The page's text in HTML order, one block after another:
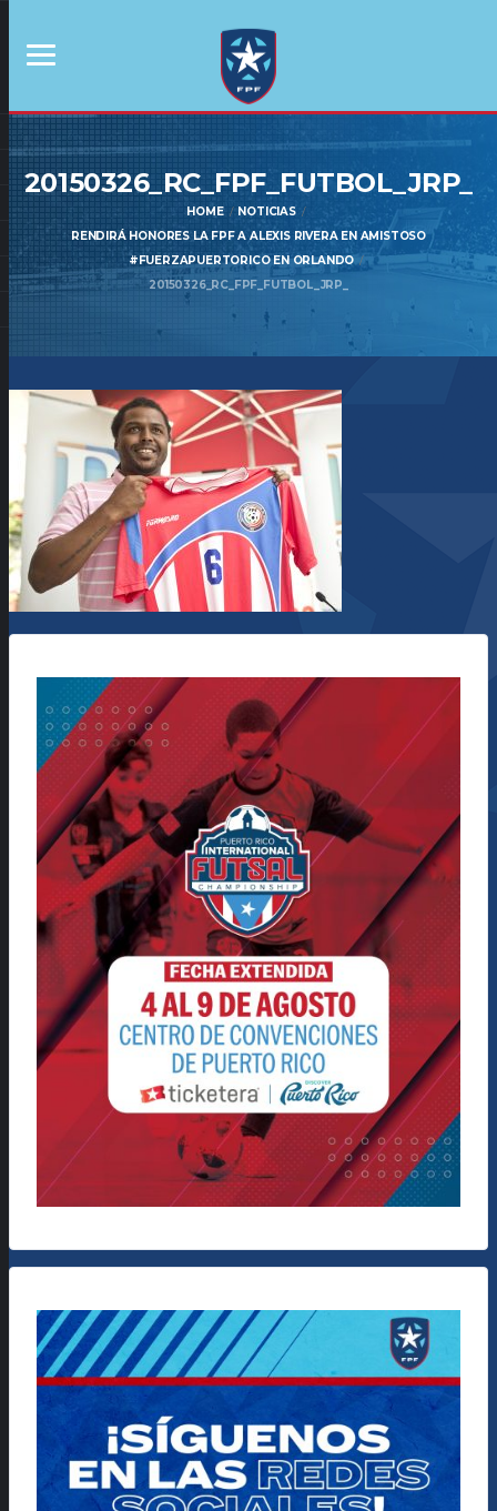
20150326_RC_FPF_FUTBOL_JRP_
HOME
NOTICIAS
RENDIRÁ HONORES LA FPF A ALEXIS RIVERA EN AMISTOSO
#FUERZAPUERTORICO EN ORLANDO
20150326_RC_FPF_FUTBOL_JRP_